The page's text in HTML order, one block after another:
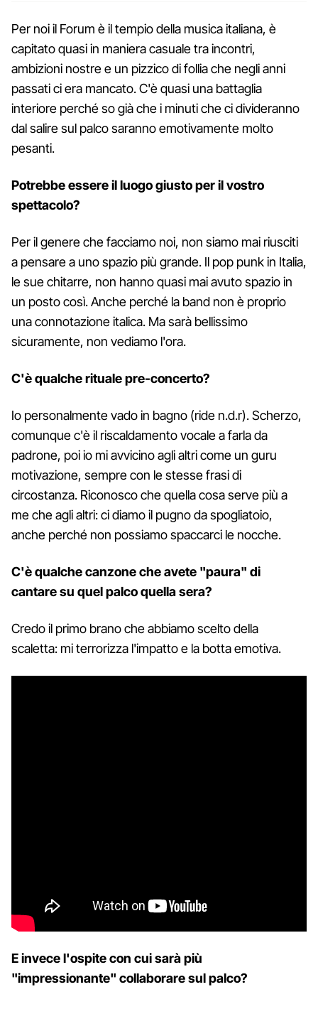
Per noi il Forum è il tempio della musica italiana, è
capitato quasi in maniera casuale tra incontri,
ambizioni nostre e un pizzico di follia che negli anni
passati ci era mancato. C'è quasi una battaglia
interiore perché so già che i minuti che ci divideranno
dal salire sul palco saranno emotivamente molto
pesanti.
Potrebbe essere il luogo giusto per il vostro
spettacolo?
Per il genere che facciamo noi, non siamo mai riusciti
a pensare a uno spazio più grande. Il pop punk in Italia,
le sue chitarre, non hanno quasi mai avuto spazio in
un posto così. Anche perché la band non è proprio
una connotazione italica. Ma sarà bellissimo
sicuramente, non vediamo l'ora.
C'è qualche rituale pre-concerto?
Io personalmente vado in bagno (ride n.d.r). Scherzo,
comunque c'è il riscaldamento vocale a farla da
padrone, poi io mi avvicino agli altri come un guru
motivazione, sempre con le stesse frasi di
circostanza. Riconosco che quella cosa serve più a
me che agli altri: ci diamo il pugno da spogliatoio,
anche perché non possiamo spaccarci le nocche.
C'è qualche canzone che avete "paura" di
cantare su quel palco quella sera?
Credo il primo brano che abbiamo scelto della
scaletta: mi terrorizza l'impatto e la botta emotiva.
E invece l'ospite con cui sarà più
"impressionante" collaborare sul palco?